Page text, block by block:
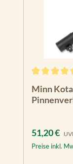
Minn
51,20 €
Preise inkl.